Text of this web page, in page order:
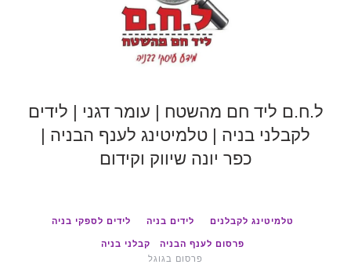
פרסום בגוגל
ל.ח.ם ליד חם מהשטח | עומר דגני | לידים
לקבלני בניה | טלמיטינג לענף הבניה |
כפר יונה שיווק וקידום
טלמיטינג לקבלנים לידים בניה לידים לספקי בניה
פרסום לענף הבניה קבלני בניה